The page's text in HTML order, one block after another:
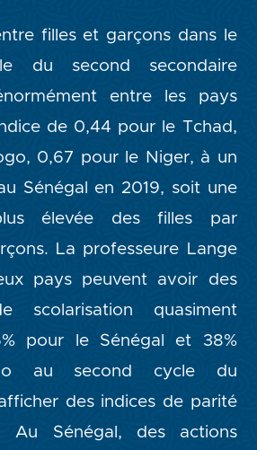
filles et garçons dans le
du second secondaire
entre les pays
de 0,44 pour le Tchad,
0,67 pour le Niger, à un
Sénégal en 2019, soit une
élevée des filles par
La professeure Lange
pays peuvent avoir des
scolarisation quasiment
pour le Sénégal et 38%
au second cycle du
des indices de parité
Au Sénégal, des actions